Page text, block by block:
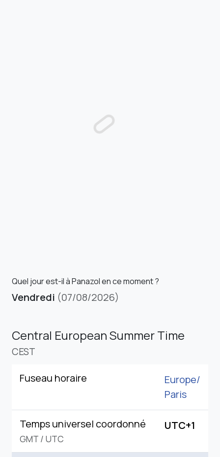
Quel jour est-il à Panazol en ce moment ?
Vendredi (07/08/2026)
Central European Summer Time
CEST
Fuseau horaire
Europe/
Paris
Temps universel coordonné
GMT / UTC
UTC+1